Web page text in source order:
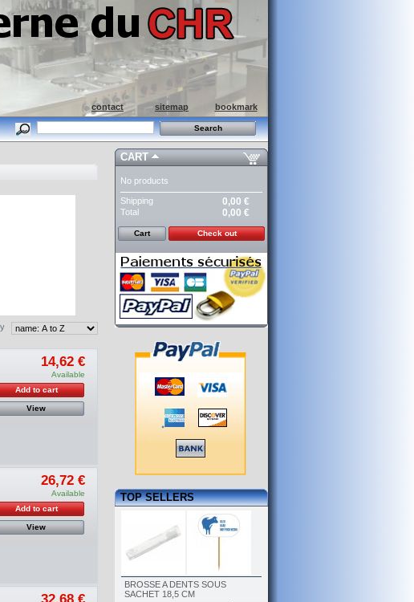
contact sitemap bookmark
14,62 €
Available
Add to cart
View
26,72 €
Available
Add to cart
View
32,68 €
CART
No products
Shipping 0,00 €
Total 0,00 €
Cart Check out
TOP SELLERS
BROSSE A DENTS SOUS
SACHET 18,5 CM